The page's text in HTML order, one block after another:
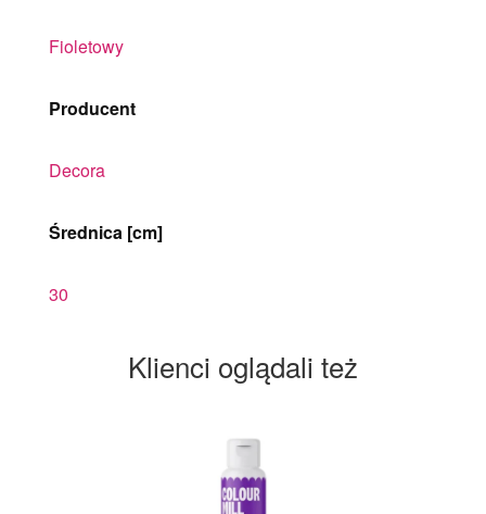
Fioletowy
Producent
Decora
Średnica [cm]
30
Klienci oglądali też